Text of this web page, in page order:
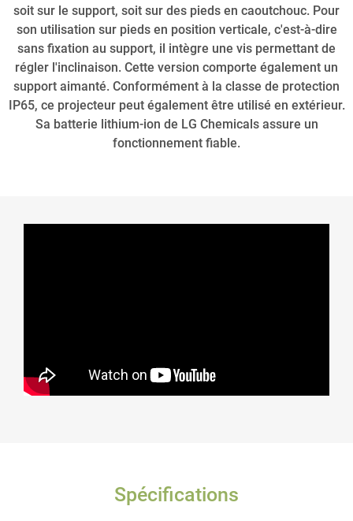
soit sur le support, soit sur des pieds en caoutchouc. Pour
son utilisation sur pieds en position verticale, c'est-à-dire
sans fixation au support, il intègre une vis permettant de
régler l'inclinaison. Cette version comporte également un
support aimanté. Conformément à la classe de protection
IP65, ce projecteur peut également être utilisé en extérieur.
Sa batterie lithium-ion de LG Chemicals assure un
fonctionnement fiable.
Spécifications